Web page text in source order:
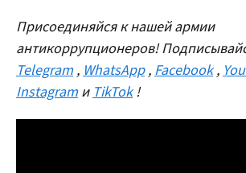
Присоединяйся к нашей армии
антикоррупционеров!
Telegram , WhatsApp , Facebook ,
Instagram и TikTok !